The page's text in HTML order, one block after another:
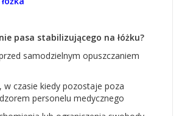
pasa stabilizującego na łóżku?
samodzielnym opuszczaniem
w czasie kiedy pozostaje poza
personelu medycznego